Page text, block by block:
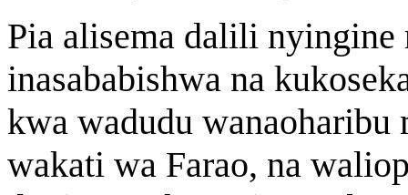
Pia alisema dalili
inasababishwa na
kwa wadudu wanaoharibu
wakati wa Farao, na